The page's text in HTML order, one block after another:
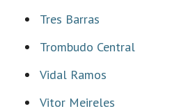
Tres Barras
Trombudo Central
Vidal Ramos
Vitor Meireles